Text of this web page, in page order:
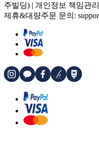
주빌딩) | 개인정보 책임관
제휴&대량주문 문의: